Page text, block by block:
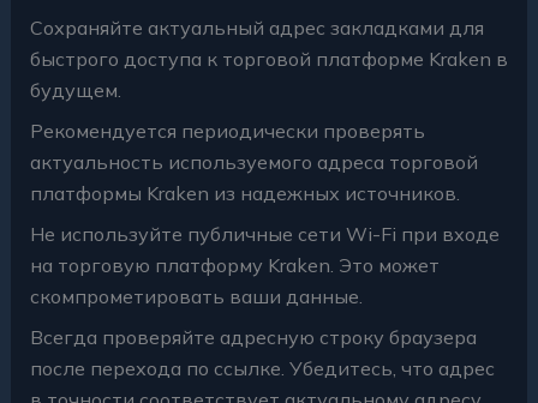
Сохраняйте актуальный адрес закладками для
быстрого доступа к торговой платформе Kraken в
будущем.
Рекомендуется периодически проверять
актуальность используемого адреса торговой
платформы Kraken из надежных источников.
Не используйте публичные сети Wi-Fi при входе
на торговую платформу Kraken. Это может
скомпрометировать ваши данные.
Всегда проверяйте адресную строку браузера
после перехода по ссылке. Убедитесь, что адрес